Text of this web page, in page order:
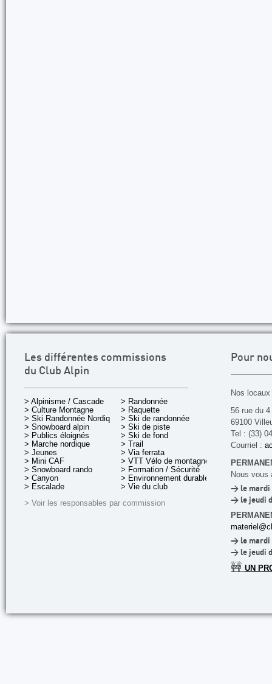
Les différentes commissions
du Club Alpin
> Alpinisme / Cascade
> Culture Montagne
> Ski Randonnée Nordique
> Snowboard alpin
> Publics éloignés
> Marche nordique
> Jeunes
> Mini CAF
> Snowboard rando
> Canyon
> Escalade
> Randonnée
> Raquette
> Ski de randonnée
> Ski de piste
> Ski de fond
> Trail
> Via ferrata
> VTT Vélo de montagne
> Formation / Sécurité
> Environnement durable
> Vie du club
> Voir les responsables par commission
Pour
Nos
56 rue du
69100
Tel : (33)
Courriel :
Nous vous
> le mardi
> le jeudi
> le mardi
> le jeudi
🚧 UN